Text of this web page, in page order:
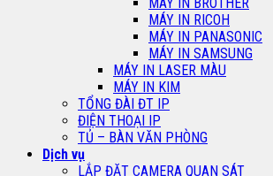
MÁY IN RICOH
MÁY IN PANASONIC
MÁY IN SAMSUNG
MÁY IN LASER MÀU
MÁY IN KIM
TỔNG ĐÀI ĐT IP
ĐIỆN THOẠI IP
TỦ – BÀN VĂN PHÒNG
Dịch vụ
LẮP ĐẶT CAMERA QUAN SÁT